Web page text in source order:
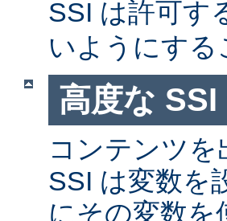
SSI は許可す
いようにす
高度な
コンテンツ
SSI は変数を
にその変数を